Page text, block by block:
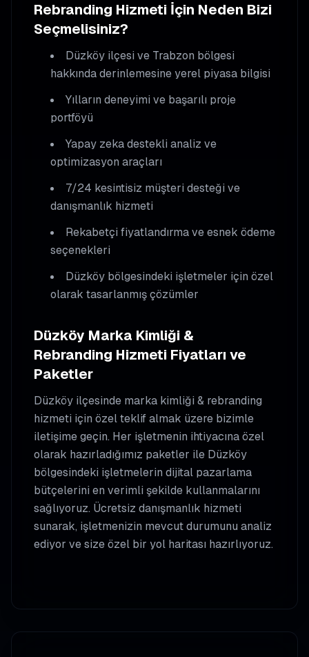
Rebranding Hizmeti İçin Neden Bizi
Seçmelisiniz?
Düzköy ilçesi ve Trabzon bölgesi
hakkında derinlemesine yerel piyasa bilgisi
Yılların deneyimi ve başarılı proje
portföyü
Yapay zeka destekli analiz ve
optimizasyon araçları
7/24 kesintisiz müşteri desteği ve
danışmanlık hizmeti
Rekabetçi fiyatlandırma ve esnek ödeme
seçenekleri
Düzköy bölgesindeki işletmeler için özel
olarak tasarlanmış çözümler
Düzköy Marka Kimliği &
Rebranding Hizmeti Fiyatları ve
Paketler
Düzköy ilçesinde marka kimliği & rebranding
hizmeti için özel teklif almak üzere bizimle
iletişime geçin. Her işletmenin ihtiyacına özel
olarak hazırladığımız paketler ile Düzköy
bölgesindeki işletmelerin dijital pazarlama
bütçelerini en verimli şekilde kullanmalarını
sağlıyoruz. Ücretsiz danışmanlık hizmeti
sunarak, işletmenizin mevcut durumunu analiz
ediyor ve size özel bir yol haritası hazırlıyoruz.